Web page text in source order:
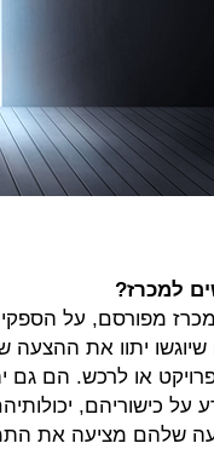
למכרז?
מפורסם, על
יתוו את ההצעה
או לרכש. הם גם
על כישוריהם,
שלהם מציעה את